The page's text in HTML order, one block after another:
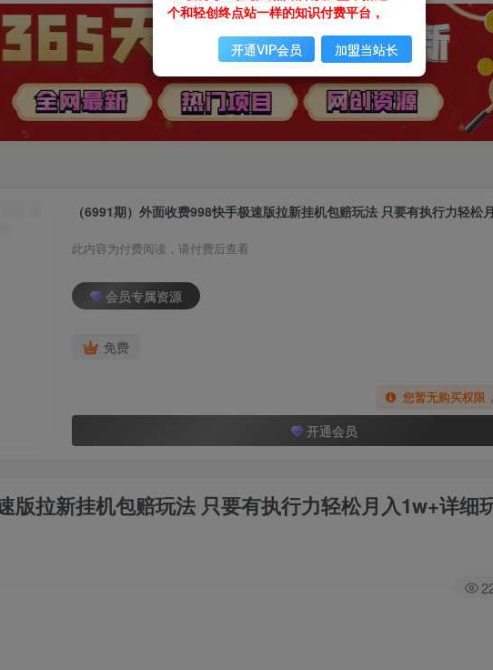
此内容为付费阅读，请付费后查看
会员专属资源
免费
您暂无购买权限
开通会员
版拉新挂机包赔玩法 只要有执行力轻松月入1w+详细
个和轻创终点站一样的知识付费平台，
开通VIP会员 加盟当站长